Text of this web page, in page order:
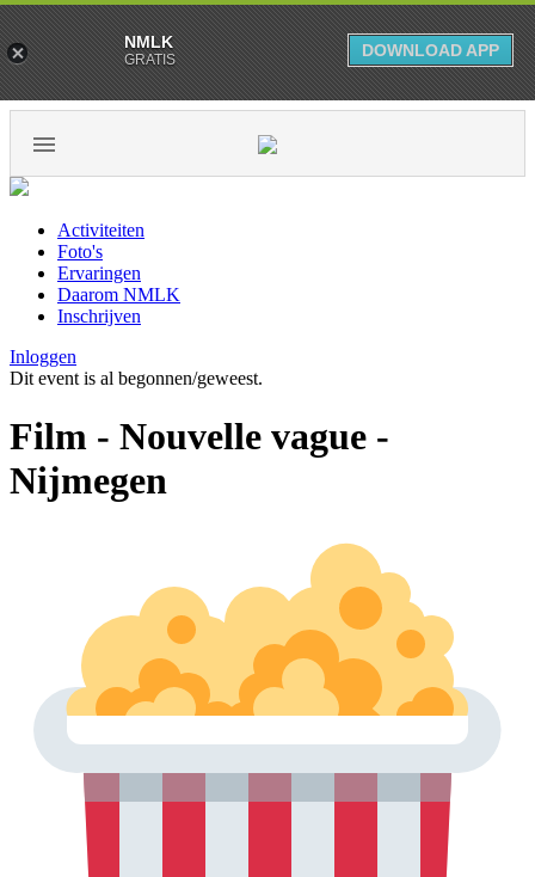
Activiteiten
Foto's
Ervaringen
Daarom NMLK
Inschrijven
Inloggen
Dit event is al begonnen/geweest.
Film - Nouvelle vague -
Nijmegen
NMLK
GRATIS DOWNLOAD APP